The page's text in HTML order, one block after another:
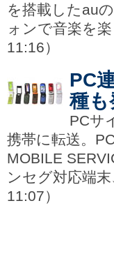
を搭載したau
ォンで音楽を
11:16）
PC
種も
PCサ
携帯に転送。
MOBILE
ンセグ対応端
11:07）